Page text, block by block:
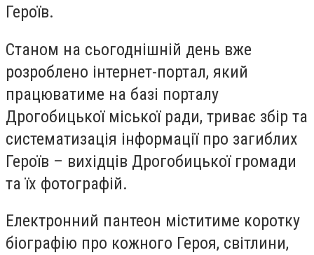
Героїв.
Станом на сьогоднішній день вже
розроблено інтернет-портал, який
працюватиме на базі порталу
Дрогобицької міської ради, триває збір та
систематизація інформації про загиблих
Героїв – вихідців Дрогобицької громади
та їх фотографій.
Електронний пантеон міститиме коротку
біографію про кожного Героя, світлини,